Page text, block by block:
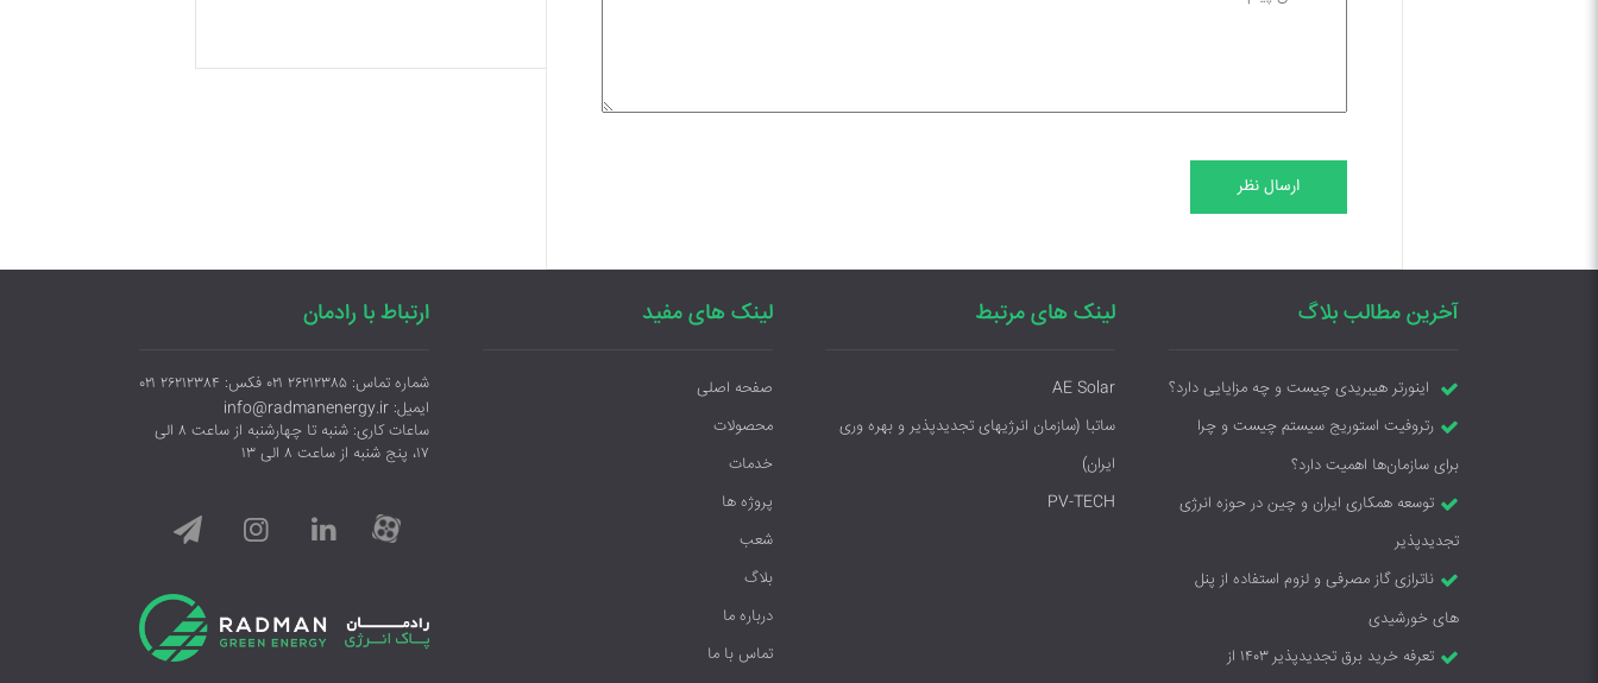
ارسال نظر
آخرین مطالب بلاگ
اینورتر هیبریدی چیست و چه مزایایی دارد؟
رتروفیت استوریج سیستم چیست و چرا
برای سازمان‌ها اهمیت دارد؟
توسعه همکاری ایران و چین در حوزه انرژی
تجدیدپذیر
ناترازی گاز مصرفی و لزوم استفاده از پنل
های خورشیدی
تعرفه خرید برق تجدیدپذیر ۱۴۰۳ از
لینک های مرتبط
AE Solar
ساتبا (سازمان انرژیهای تجدیدپذیر و بهره وری
ایران)
PV-TECH
لینک های مفید
صفحه اصلی
محصولات
خدمات
پروژه ها
شعب
بلاگ
درباره ما
تماس با ما
ارتباط با رادمان
شماره تماس: ۲۶۲۱۲۳۸۵ ۰۲۱ فکس: ۲۶۲۱۲۳۸۴ ۰۲۱
ایمیل: info@radmanenergy.ir
ساعات کاری: شنبه تا چهارشنبه از ساعت ۸ الی
۱۷، پنج شنبه از ساعت ۸ الی ۱۳